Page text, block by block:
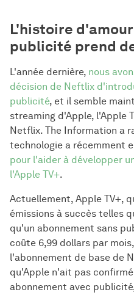
L'histoire
publicité prend
L'année dernière, nous
décision de Neftlix
publicité, et il semble
streaming d'Apple, l'Apple
Netflix. The Information a
technologie a récemment
pour l'aider à développer
l'Apple TV+.
Actuellement, Apple TV+,
émissions à succès telles
qu'un abonnement sans
coûte 6,99 dollars par
l'abonnement de base de
qu'Apple n'ait pas
abonnement avec